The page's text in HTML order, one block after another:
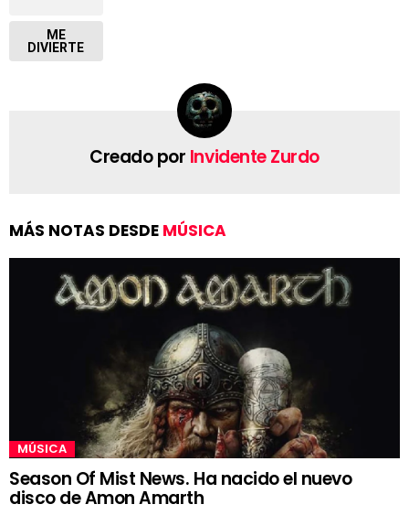
ME
DIVIERTE
Creado por Invidente Zurdo
MÁS NOTAS DESDE MÚSICA
MÚSICA
Season Of Mist News. Ha nacido el nuevo
disco de Amon Amarth